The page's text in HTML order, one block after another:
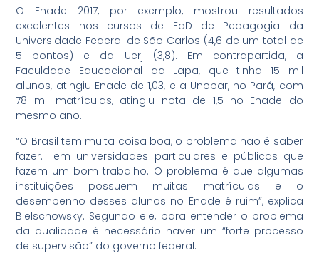
O Enade 2017, por exemplo, mostrou resultados
excelentes nos cursos de EaD de Pedagogia da
Universidade Federal de São Carlos (4,6 de um total de
5 pontos) e da Uerj (3,8). Em contrapartida, a
Faculdade Educacional da Lapa, que tinha 15 mil
alunos, atingiu Enade de 1,03, e a Unopar, no Pará, com
78 mil matrículas, atingiu nota de 1,5 no Enade do
mesmo ano.
“O Brasil tem muita coisa boa, o problema não é saber
fazer. Tem universidades particulares e públicas que
fazem um bom trabalho. O problema é que algumas
instituições possuem muitas matrículas e o
desempenho desses alunos no Enade é ruim”, explica
Bielschowsky. Segundo ele, para entender o problema
da qualidade é necessário haver um “forte processo
de supervisão” do governo federal.